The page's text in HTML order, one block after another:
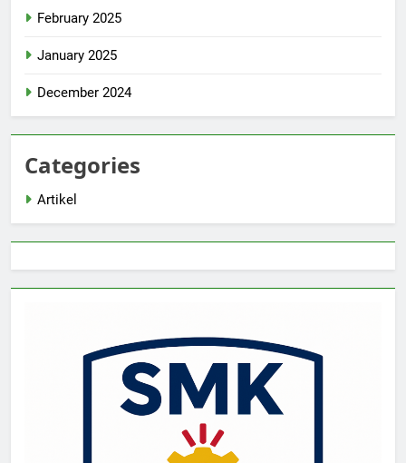
February 2025
January 2025
December 2024
Categories
Artikel